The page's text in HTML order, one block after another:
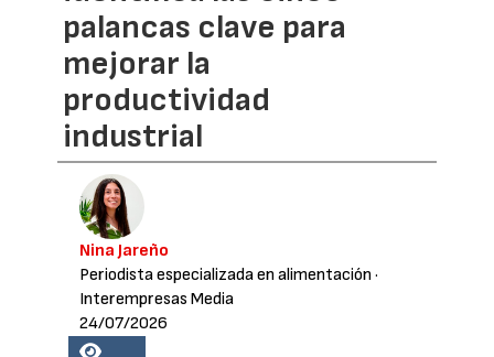
palancas clave para
mejorar la
productividad
industrial
Nina Jareño
Periodista especializada en alimentación ·
Interempresas Media
24/07/2026